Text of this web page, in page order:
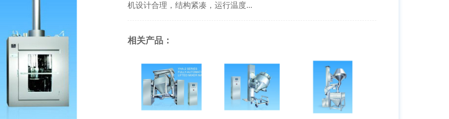
机设计合理，结构紧凑，运行温度...
相关产品：